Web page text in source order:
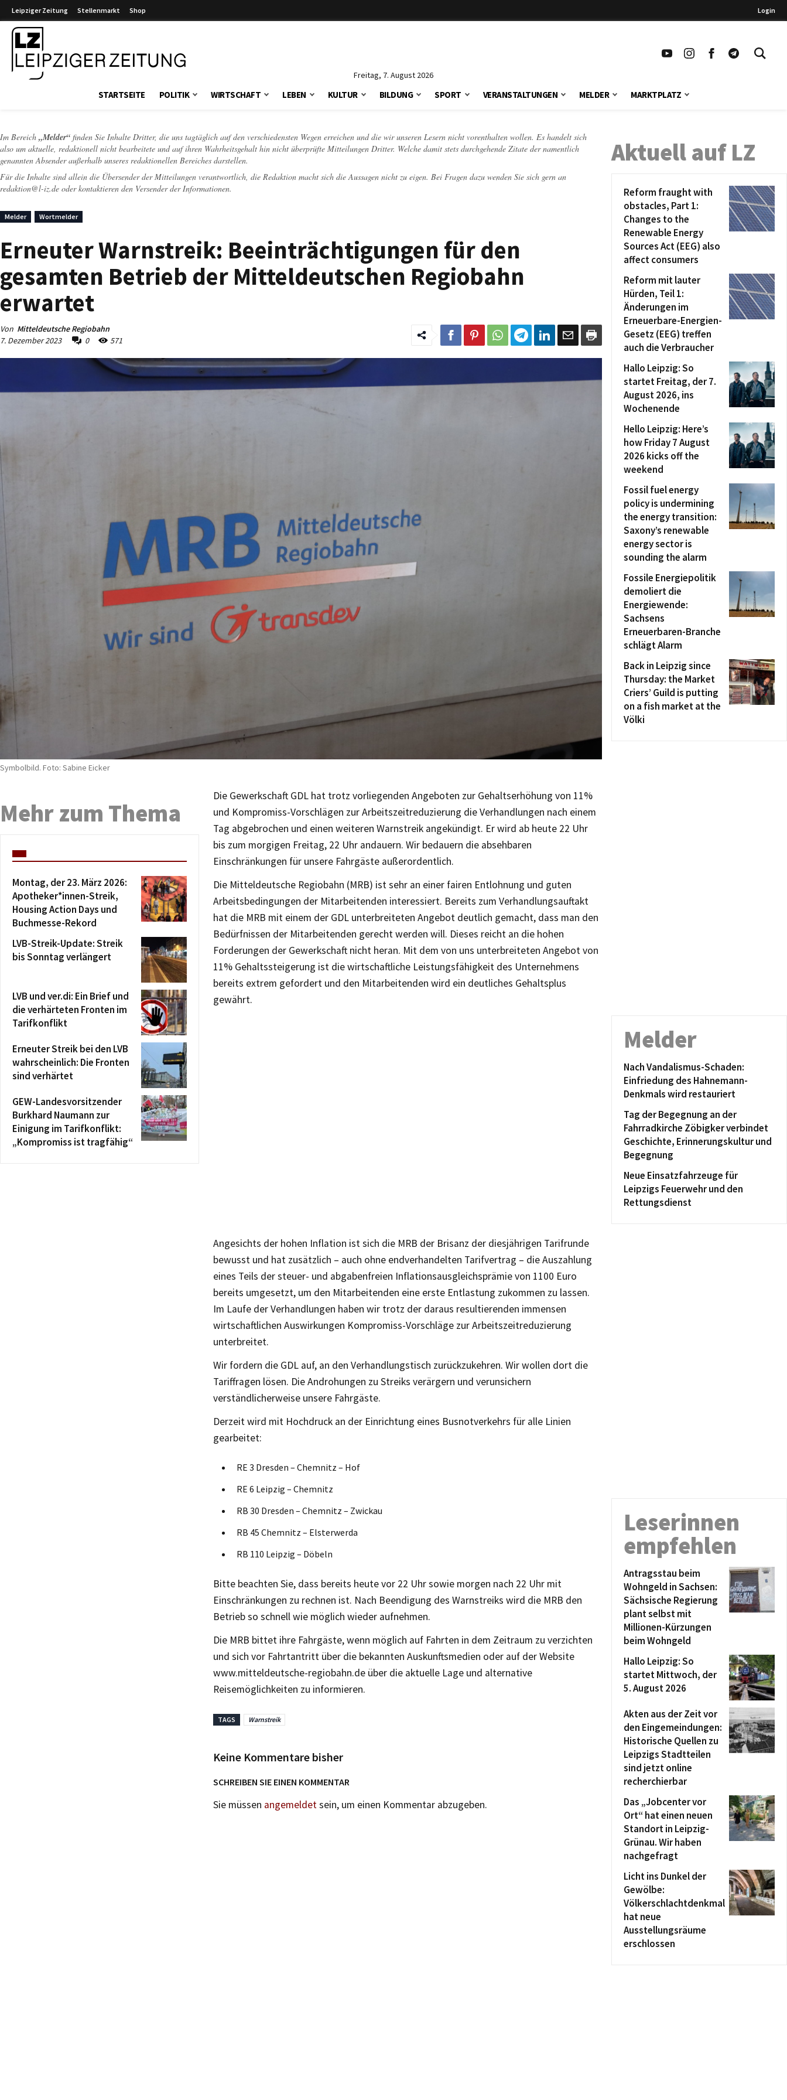
Leipziger Zeitung Stellenmarkt Shop Login
Freitag, 7. August 2026
STARTSEITE POLITIK WIRTSCHAFT LEBEN KULTUR BILDUNG SPORT VERANSTALTUNGEN MELDER MARKTPLATZ
Im Bereich „Melder“ finden Sie Inhalte Dritter, die uns tagtäglich auf den verschiedensten Wegen erreichen und die wir unseren Lesern nicht vorenthalten wollen. Es handelt sich
also um aktuelle, redaktionell nicht bearbeitete und auf ihren Wahrheitsgehalt hin nicht überprüfte Mitteilungen Dritter. Welche damit stets durchgehende Zitate der namentlich
genannten Absender außerhalb unseres redaktionellen Bereiches darstellen.
Für die Inhalte sind allein die Übersender der Mitteilungen verantwortlich, die Redaktion macht sich die Aussagen nicht zu eigen. Bei Fragen dazu wenden Sie sich gern an
redaktion@l-iz.de oder kontaktieren den Versender der Informationen.
Melder Wortmelder
Erneuter Warnstreik: Beeinträchtigungen für den
gesamten Betrieb der Mitteldeutschen Regiobahn
erwartet
Von Mitteldeutsche Regiobahn
7. Dezember 2023
0 571
Symbolbild. Foto: Sabine Eicker
Die Gewerkschaft GDL hat trotz vorliegenden Angeboten zur Gehaltserhöhung von 11%
und Kompromiss-Vorschlägen zur Arbeitszeitreduzierung die Verhandlungen nach einem
Tag abgebrochen und einen weiteren Warnstreik angekündigt. Er wird ab heute 22 Uhr
bis zum morgigen Freitag, 22 Uhr andauern. Wir bedauern die absehbaren
Einschränkungen für unsere Fahrgäste außerordentlich.
Die Mitteldeutsche Regiobahn (MRB) ist sehr an einer fairen Entlohnung und guten
Arbeitsbedingungen der Mitarbeitenden interessiert. Bereits zum Verhandlungsauftakt
hat die MRB mit einem der GDL unterbreiteten Angebot deutlich gemacht, dass man den
Bedürfnissen der Mitarbeitenden gerecht werden will. Dieses reicht an die hohen
Forderungen der Gewerkschaft nicht heran. Mit dem von uns unterbreiteten Angebot von
11% Gehaltssteigerung ist die wirtschaftliche Leistungsfähigkeit des Unternehmens
bereits extrem gefordert und den Mitarbeitenden wird ein deutliches Gehaltsplus
gewährt.
Angesichts der hohen Inflation ist sich die MRB der Brisanz der diesjährigen Tarifrunde
bewusst und hat zusätzlich – auch ohne endverhandelten Tarifvertrag – die Auszahlung
eines Teils der steuer- und abgabenfreien Inflationsausgleichsprämie von 1100 Euro
bereits umgesetzt, um den Mitarbeitenden eine erste Entlastung zukommen zu lassen.
Im Laufe der Verhandlungen haben wir trotz der daraus resultierenden immensen
wirtschaftlichen Auswirkungen Kompromiss-Vorschläge zur Arbeitszeitreduzierung
unterbreitet.
Wir fordern die GDL auf, an den Verhandlungstisch zurückzukehren. Wir wollen dort die
Tariffragen lösen. Die Androhungen zu Streiks verärgern und verunsichern
verständlicherweise unsere Fahrgäste.
Derzeit wird mit Hochdruck an der Einrichtung eines Busnotverkehrs für alle Linien
gearbeitet:
RE 3 Dresden – Chemnitz – Hof
RE 6 Leipzig – Chemnitz
RB 30 Dresden – Chemnitz – Zwickau
RB 45 Chemnitz – Elsterwerda
RB 110 Leipzig – Döbeln
Bitte beachten Sie, dass bereits heute vor 22 Uhr sowie morgen nach 22 Uhr mit
Einschränkungen zu rechnen ist. Nach Beendigung des Warnstreiks wird die MRB den
Betrieb so schnell wie möglich wieder aufnehmen.
Die MRB bittet ihre Fahrgäste, wenn möglich auf Fahrten in dem Zeitraum zu verzichten
und sich vor Fahrtantritt über die bekannten Auskunftsmedien oder auf der Website
www.mitteldeutsche-regiobahn.de über die aktuelle Lage und alternative
Reisemöglichkeiten zu informieren.
TAGS Warnstreik
Keine Kommentare bisher
SCHREIBEN SIE EINEN KOMMENTAR
Sie müssen angemeldetsein, um einen Kommentar abzugeben.
Mehr zum Thema
Montag, der 23. März 2026:
Apotheker*innen-Streik,
Housing Action Days und
Buchmesse-Rekord
LVB-Streik-Update: Streik
bis Sonntag verlängert
LVB und ver.di: Ein Brief und
die verhärteten Fronten im
Tarifkonflikt
Erneuter Streik bei den LVB
wahrscheinlich: Die Fronten
sind verhärtet
GEW-Landesvorsitzender
Burkhard Naumann zur
Einigung im Tarifkonflikt:
„Kompromiss ist tragfähig“
Aktuell auf LZ
Reform fraught with
obstacles, Part 1:
Changes to the
Renewable Energy
Sources Act (EEG) also
affect consumers
Reform mit lauter
Hürden, Teil 1:
Änderungen im
Erneuerbare-Energien-
Gesetz (EEG) treffen
auch die Verbraucher
Hallo Leipzig: So
startet Freitag, der 7.
August 2026, ins
Wochenende
Hello Leipzig: Here’s
how Friday 7 August
2026 kicks off the
weekend
Fossil fuel energy
policy is undermining
the energy transition:
Saxony’s renewable
energy sector is
sounding the alarm
Fossile Energiepolitik
demoliert die
Energiewende:
Sachsens
Erneuerbaren-Branche
schlägt Alarm
Back in Leipzig since
Thursday: the Market
Criers’ Guild is putting
on a fish market at the
Völki
Melder
Nach Vandalismus-Schaden:
Einfriedung des Hahnemann-
Denkmals wird restauriert
Tag der Begegnung an der
Fahrradkirche Zöbigker verbindet
Geschichte, Erinnerungskultur und
Begegnung
Neue Einsatzfahrzeuge für
Leipzigs Feuerwehr und den
Rettungsdienst
Leserinnen
empfehlen
Antragsstau beim
Wohngeld in Sachsen:
Sächsische Regierung
plant selbst mit
Millionen-Kürzungen
beim Wohngeld
Hallo Leipzig: So
startet Mittwoch, der
5. August 2026
Akten aus der Zeit vor
den Eingemeindungen:
Historische Quellen zu
Leipzigs Stadtteilen
sind jetzt online
recherchierbar
Das „Jobcenter vor
Ort“ hat einen neuen
Standort in Leipzig-
Grünau. Wir haben
nachgefragt
Licht ins Dunkel der
Gewölbe:
Völkerschlachtdenkmal
hat neue
Ausstellungsräume
erschlossen